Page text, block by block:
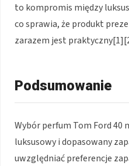
to kompromis między
co sprawia, że produkt
zarazem jest
Podsumowanie
Wybór perfum Tom Ford
luksusowy i dopasowany
uwzględniać preferencje